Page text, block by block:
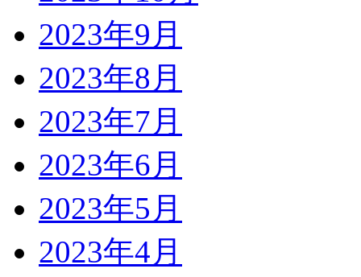
2023年9月
2023年8月
2023年7月
2023年6月
2023年5月
2023年4月